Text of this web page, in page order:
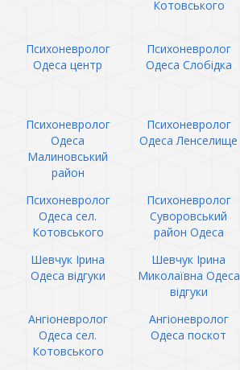
Котовського
Психоневролог
Одеса центр
Психоневролог
Одеса Слобідка
Психоневролог
Одеса
Малиновський
район
Психоневролог
Одеса Ленселище
Психоневролог
Одеса сел.
Котовського
Психоневролог
Суворовський
район Одеса
Шевчук Ірина
Одеса відгуки
Шевчук Ірина
Миколаївна Одеса
відгуки
Ангіоневролог
Одеса сел.
Котовського
Ангіоневролог
Одеса поскот